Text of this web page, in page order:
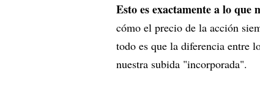
Esto es exactamente a lo
cómo el precio de la acción
todo es que la diferencia entre
nuestra subida "incorporada".